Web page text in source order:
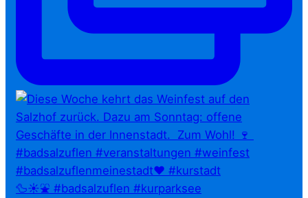
🦆☀️⛲ #badsalzuflen #kurparksee